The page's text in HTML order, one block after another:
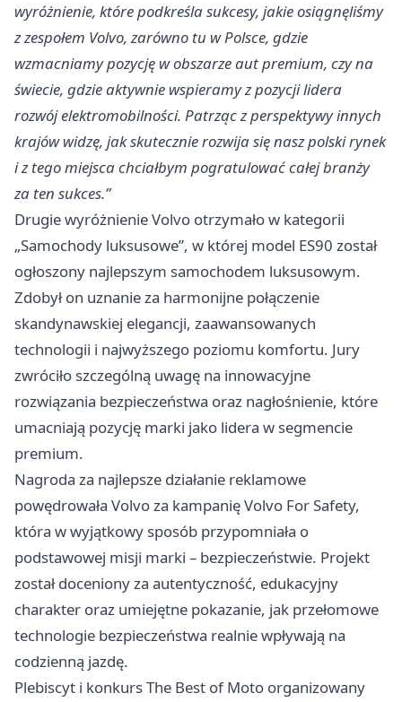
wyróżnienie, które podkreśla sukcesy, jakie osiągnęliśmy
z zespołem Volvo, zarówno tu w Polsce, gdzie
wzmacniamy pozycję w obszarze aut premium, czy na
świecie, gdzie aktywnie wspieramy z pozycji lidera
rozwój elektromobilności. Patrząc z perspektywy innych
krajów widzę, jak skutecznie rozwija się nasz polski rynek
i z tego miejsca chciałbym pogratulować całej branży
za ten sukces.”
Drugie wyróżnienie Volvo otrzymało w kategorii
„Samochody luksusowe”, w której model ES90 został
ogłoszony najlepszym samochodem luksusowym.
Zdobył on uznanie za harmonijne połączenie
skandynawskiej elegancji, zaawansowanych
technologii i najwyższego poziomu komfortu. Jury
zwróciło szczególną uwagę na innowacyjne
rozwiązania bezpieczeństwa oraz nagłośnienie, które
umacniają pozycję marki jako lidera w segmencie
premium.
Nagroda za najlepsze działanie reklamowe
powędrowała Volvo za kampanię Volvo For Safety,
która w wyjątkowy sposób przypomniała o
podstawowej misji marki – bezpieczeństwie. Projekt
został doceniony za autentyczność, edukacyjny
charakter oraz umiejętne pokazanie, jak przełomowe
technologie bezpieczeństwa realnie wpływają na
codzienną jazdę.
Plebiscyt i konkurs The Best of Moto organizowany